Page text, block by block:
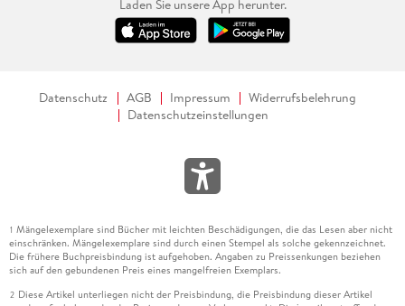
Laden Sie unsere App herunter.
Datenschutz AGB Impressum
Widerrufsbelehrung
Datenschutzeinstellungen
1 Mängelexemplare sind Bücher mit leichten Beschädigungen, die das Lesen aber nicht
einschränken. Mängelexemplare sind durch einen Stempel als solche gekennzeichnet.
Die frühere Buchpreisbindung ist aufgehoben. Angaben zu Preissenkungen beziehen
sich auf den gebundenen Preis eines mangelfreien Exemplars.
2 Diese Artikel unterliegen nicht der Preisbindung, die Preisbindung dieser Artikel